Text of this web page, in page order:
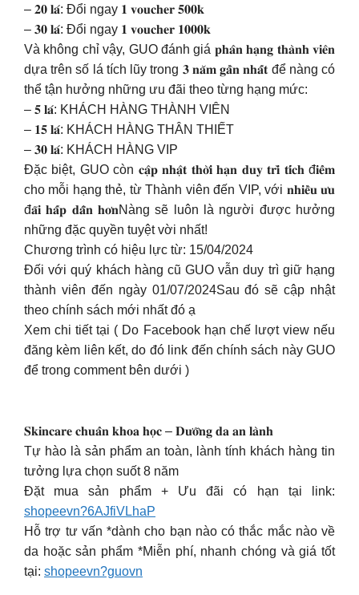
– 𝟐𝟎 𝐥𝐚́: Đổi ngay 𝟏 𝐯𝐨𝐮𝐜𝐡𝐞𝐫 𝟓𝟎𝟎𝐤
– 𝟑𝟎 𝐥𝐚́: Đổi ngay 𝟏 𝐯𝐨𝐮𝐜𝐡𝐞𝐫 𝟏𝟎𝟎𝟎𝐤
Và không chỉ vậy, GUO đánh giá 𝐩𝐡𝐚̂𝐧 𝐡𝐚̣𝐧𝐠 𝐭𝐡𝐚̀𝐧𝐡 𝐯𝐢𝐞̂𝐧
dựa trên số lá tích lũy trong 𝟑 𝐧𝐚̆𝐦 𝐠𝐚̂̀𝐧 𝐧𝐡𝐚̂́𝐭 để nàng có
thể tận hưởng những ưu đãi theo từng hạng mức:
– 𝟓 𝐥𝐚́: KHÁCH HÀNG THÀNH VIÊN
– 𝟏𝟓 𝐥𝐚́: KHÁCH HÀNG THÂN THIẾT
– 𝟑𝟎 𝐥𝐚́: KHÁCH HÀNG VIP
Đặc biệt, GUO còn 𝐜𝐚̣̂𝐩 𝐧𝐡𝐚̣̂𝐭 𝐭𝐡𝐨̛̀𝐢 𝐡𝐚̣𝐧 𝐝𝐮𝐲 𝐭𝐫𝐢̀ 𝐭𝐢́𝐜𝐡 đ𝐢𝐞̂̉𝐦
cho mỗi hạng thẻ, từ Thành viên đến VIP, với 𝐧𝐡𝐢𝐞̂̀𝐮 𝐮̛𝐮
đ𝐚̃𝐢 𝐡𝐚̂́𝐩 𝐝𝐚̂̃𝐧 𝐡𝐨̛𝐧Nàng sẽ luôn là người được hưởng
những đặc quyền tuyệt vời nhất!
Chương trình có hiệu lực từ: 15/04/2024
Đối với quý khách hàng cũ GUO vẫn duy trì giữ hạng
thành viên đến ngày 01/07/2024Sau đó sẽ cập nhật
theo chính sách mới nhất đó ạ
Xem chi tiết tại ( Do Facebook hạn chế lượt view nếu
đăng kèm liên kết, do đó link đến chính sách này GUO
để trong comment bên dưới )
𝐒𝐤𝐢𝐧𝐜𝐚𝐫𝐞 𝐜𝐡𝐮𝐚̂̉𝐧 𝐤𝐡𝐨𝐚 𝐡𝐨̣𝐜 – 𝐃𝐮̛𝐨̛̃𝐧𝐠 𝐝𝐚 𝐚𝐧 𝐥𝐚̀𝐧𝐡
Tự hào là sản phẩm an toàn, lành tính khách hàng tin
tưởng lựa chọn suốt 8 năm
Đặt mua sản phẩm + Ưu đãi có hạn tại link:
shopeevn?6AJfiVLhaP
Hỗ trợ tư vấn *dành cho bạn nào có thắc mắc nào về
da hoặc sản phẩm *Miễn phí, nhanh chóng và giá tốt
tại: shopeevn?guovn